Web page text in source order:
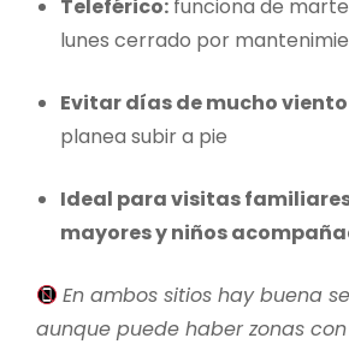
Teleférico: funciona de
lunes cerrado por
Evitar días de mucho
planea subir a pie
Ideal para visitas
mayores y niños
En ambos sitios hay buena
aunque puede haber zonas